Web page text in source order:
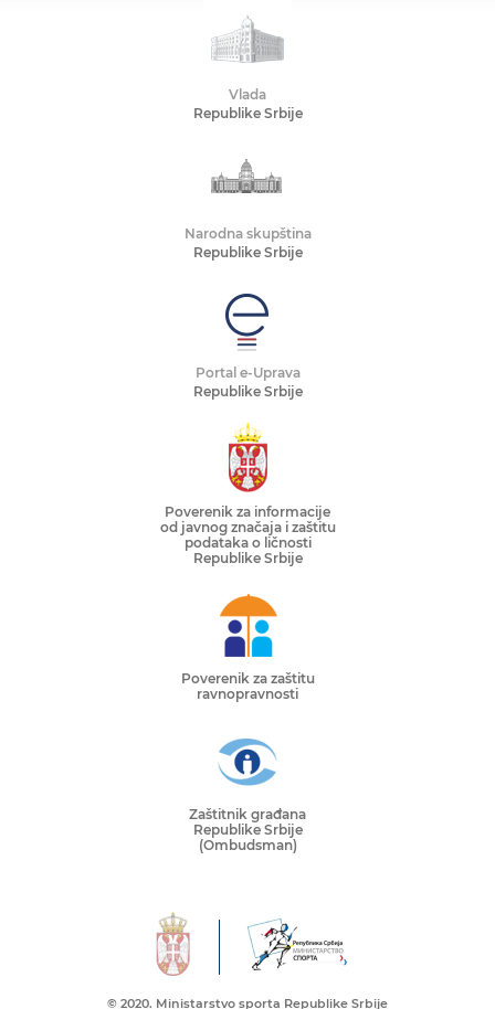
Vlada
Republike Srbije
Narodna skupština
Republike Srbije
Portal e-Uprava
Republike Srbije
Poverenik za informacije
od javnog značaja i zaštitu
podataka o ličnosti
Republike Srbije
Poverenik za zaštitu
ravnopravnosti
Zaštitnik građana
Republike Srbije
(Ombudsman)
© 2020. Ministarstvo sporta Republike Srbije